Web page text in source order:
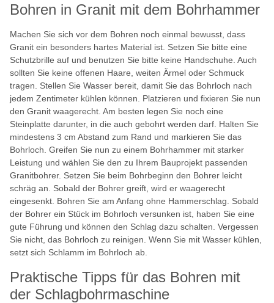
Bohren in Granit mit dem Bohrhammer
Machen Sie sich vor dem Bohren noch einmal bewusst, dass
Granit ein besonders hartes Material ist. Setzen Sie bitte eine
Schutzbrille auf und benutzen Sie bitte keine Handschuhe. Auch
sollten Sie keine offenen Haare, weiten Ärmel oder Schmuck
tragen. Stellen Sie Wasser bereit, damit Sie das Bohrloch nach
jedem Zentimeter kühlen können. Platzieren und fixieren Sie nun
den Granit waagerecht. Am besten legen Sie noch eine
Steinplatte darunter, in die auch gebohrt werden darf. Halten Sie
mindestens 3 cm Abstand zum Rand und markieren Sie das
Bohrloch. Greifen Sie nun zu einem Bohrhammer mit starker
Leistung und wählen Sie den zu Ihrem Bauprojekt passenden
Granitbohrer. Setzen Sie beim Bohrbeginn den Bohrer leicht
schräg an. Sobald der Bohrer greift, wird er waagerecht
eingesenkt. Bohren Sie am Anfang ohne Hammerschlag. Sobald
der Bohrer ein Stück im Bohrloch versunken ist, haben Sie eine
gute Führung und können den Schlag dazu schalten. Vergessen
Sie nicht, das Bohrloch zu reinigen. Wenn Sie mit Wasser kühlen,
setzt sich Schlamm im Bohrloch ab.
Praktische Tipps für das Bohren mit
der Schlagbohrmaschine